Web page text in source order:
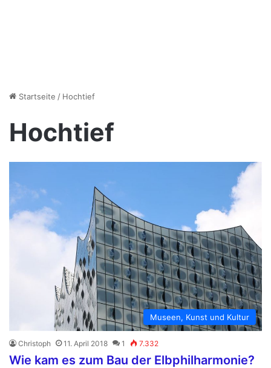
Startseite / Hochtief
Hochtief
Museen, Kunst und Kultur
Christoph 11. April 2018 1 7.332
Wie kam es zum Bau der Elbphilharmonie?